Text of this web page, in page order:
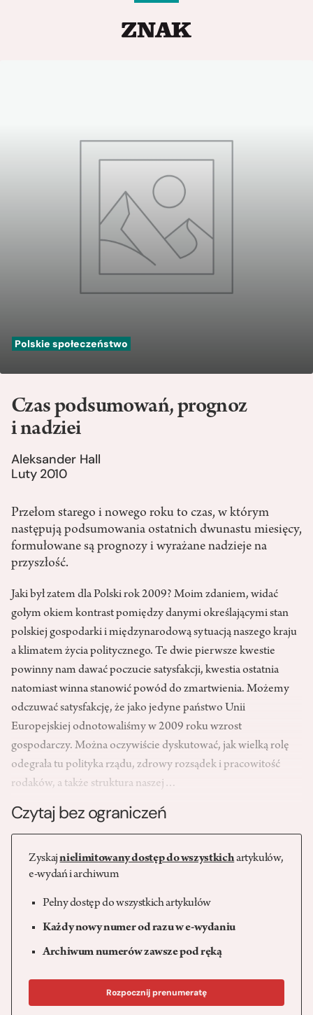
Polskie społeczeństwo
Czas podsumowań, prognoz
i nadziei
Aleksander Hall
Luty 2010
Przełom starego i nowego roku to czas, w którym
następują podsumowania ostatnich dwunastu miesięcy,
formułowane są prognozy i wyrażane nadzieje na
przyszłość.
Jaki był zatem dla Polski rok 2009? Moim zdaniem, widać
gołym okiem kontrast pomiędzy danymi określającymi stan
polskiej gospodarki i międzynarodową sytuacją naszego kraju
a klimatem życia politycznego. Te dwie pierwsze kwestie
powinny nam dawać poczucie satysfakcji, kwestia ostatnia
natomiast winna stanowić powód do zmartwienia. Możemy
odczuwać satysfakcję, że jako jedyne państwo Unii
Europejskiej odnotowaliśmy w 2009 roku wzrost
gospodarczy. Można oczywiście dyskutować, jak wielką rolę
odegrała tu polityka rządu, zdrowy rozsądek i pracowitość
rodaków, a także struktura naszej…
Czytaj bez ograniczeń
Zyskajnielimitowany dostęp do wszystkichartykułów,
e-wydań i archiwum
Pełny dostęp do wszystkich artykułów
Każdy nowy numer od razu w e-wydaniu
Archiwum numerów zawsze pod ręką
Rozpocznij prenumeratę